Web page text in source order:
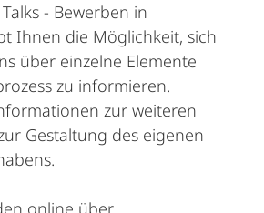
- Bewerben in
Ihnen die Möglichkeit, sich
über einzelne Elemente
zu informieren.
zur weiteren
Gestaltung des eigenen
online über